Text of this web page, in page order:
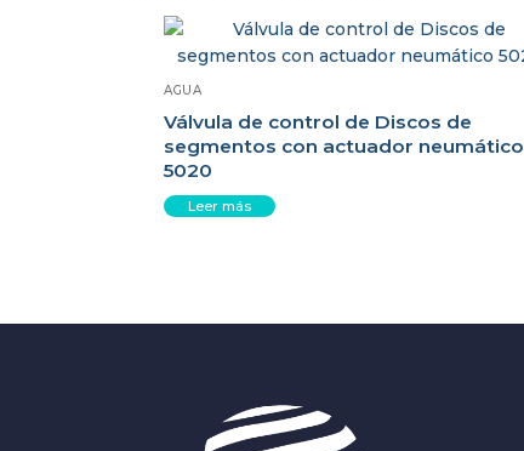
AGUA
Válvula de control de Discos de
segmentos con actuador neumático
5020
Leer más